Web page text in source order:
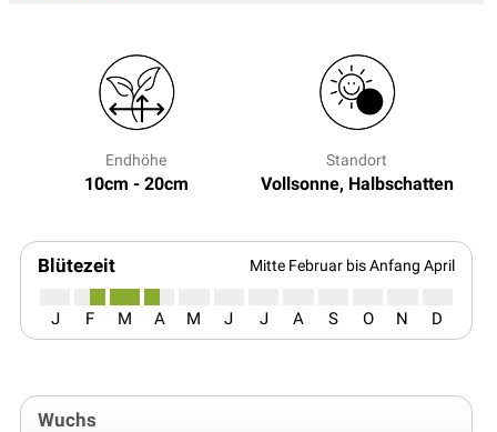
Endhöhe
10cm - 20cm
Standort
Vollsonne, Halbschatten
Blütezeit Mitte Februar bis Anfang April
J F M A M J J A S O N D
Wuchs